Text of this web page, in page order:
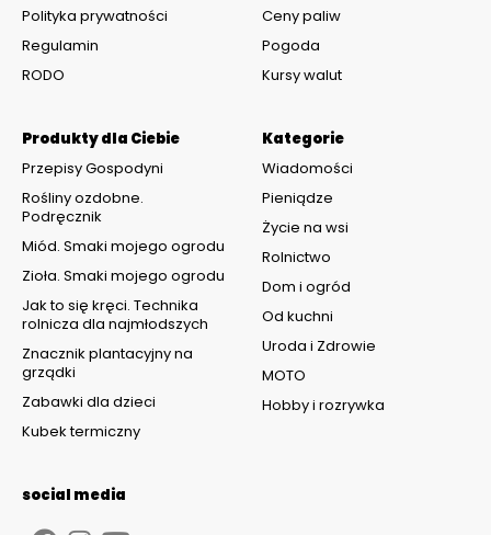
Polityka prywatności
Regulamin
RODO
Kategorie
Wiadomości
Pieniądze
Życie na wsi
Rolnictwo
Dom i ogród
Od kuchni
Uroda i Zdrowie
MOTO
Hobby i rozrywka
Produkty dla Ciebie
Przepisy Gospodyni
Rośliny ozdobne.
Podręcznik
Miód. Smaki mojego ogrodu
Zioła. Smaki mojego ogrodu
Jak to się kręci. Technika
rolnicza dla najmłodszych
Znacznik plantacyjny na
grządki
Zabawki dla dzieci
Kubek termiczny
Ceny paliw
Pogoda
Kursy walut
social media